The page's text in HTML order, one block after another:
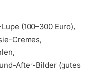
(100–300 Euro),
Cremes,
After-Bilder (gutes